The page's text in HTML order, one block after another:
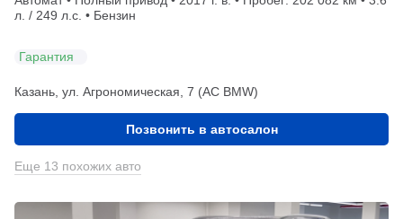
л. / 249 л.с. • Бензин
Гарантия
Казань, ул. Агрономическая, 7 (АС BMW)
Позвонить в автосалон
Еще 13 похожих авто